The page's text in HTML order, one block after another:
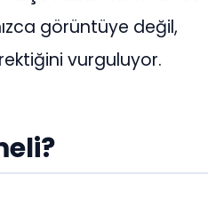
görüntüye değil,
vurguluyor.